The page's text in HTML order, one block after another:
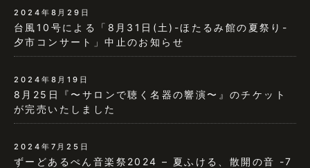
2024年8月29日
台風10号による「8月31日(土)-ほたるみ館の夏祭り-
夕市コンサート」中止のお知らせ
2024年8月19日
8月25日『〜サロンで聴く名器の響演〜』のチケット
が完売いたしました
2024年7月25日
ずーどあるぺん音楽祭2024 – 夏ふける、散開の音 -7